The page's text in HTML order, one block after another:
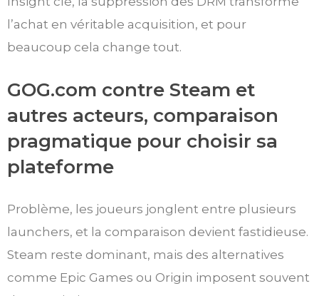
l’achat en véritable acquisition, et pour
beaucoup cela change tout.
GOG.com contre Steam et
autres acteurs, comparaison
pragmatique pour choisir sa
plateforme
Problème, les joueurs jonglent entre plusieurs
launchers, et la comparaison devient fastidieuse.
Steam reste dominant, mais des alternatives
comme Epic Games ou Origin imposent souvent